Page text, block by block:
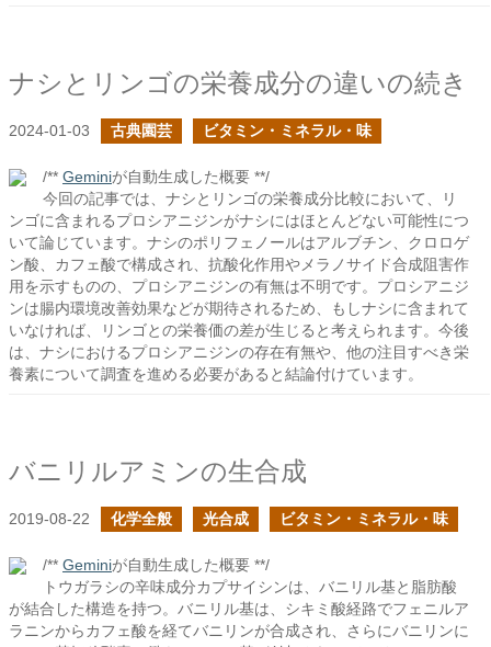
ナシとリンゴの栄養成分の違いの続き
2024-01-03 古典園芸 ビタミン・ミネラル・味
/** Geminiが自動生成した概要 **/
今回の記事では、ナシとリンゴの栄養成分比較において、リ
ンゴに含まれるプロシアニジンがナシにはほとんどない可能性につ
いて論じています。ナシのポリフェノールはアルブチン、クロロゲ
ン酸、カフェ酸で構成され、抗酸化作用やメラノサイド合成阻害作
用を示すものの、プロシアニジンの有無は不明です。プロシアニジ
ンは腸内環境改善効果などが期待されるため、もしナシに含まれて
いなければ、リンゴとの栄養価の差が生じると考えられます。今後
は、ナシにおけるプロシアニジンの存在有無や、他の注目すべき栄
養素について調査を進める必要があると結論付けています。
バニリルアミンの生合成
2019-08-22 化学全般 光合成 ビタミン・ミネラル・味
/** Geminiが自動生成した概要 **/
トウガラシの辛味成分カプサイシンは、バニリル基と脂肪酸
が結合した構造を持つ。バニリル基は、シキミ酸経路でフェニルア
ラニンからカフェ酸を経てバニリンが合成され、さらにバニリンに